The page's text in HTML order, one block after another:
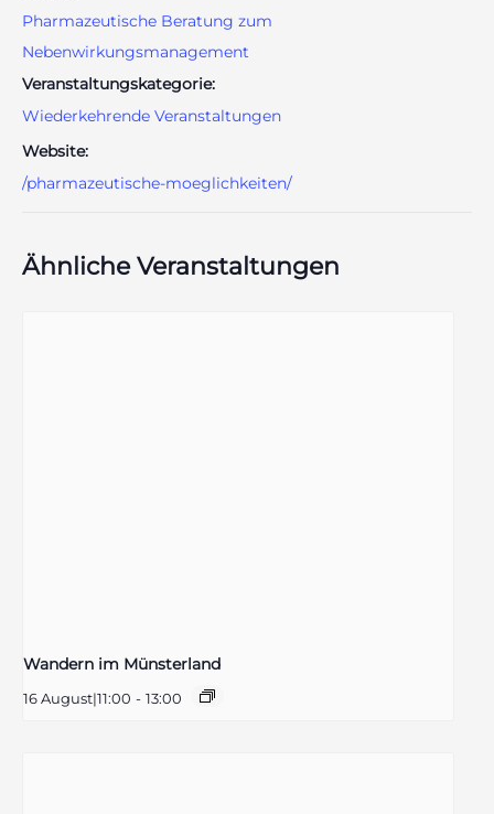
Pharmazeutische Beratung zum
Nebenwirkungsmanagement
Veranstaltungskategorie:
Wiederkehrende Veranstaltungen
Website:
/pharmazeutische-moeglichkeiten/
Ähnliche Veranstaltungen
Wandern im Münsterland
16 August|11:00 - 13:00